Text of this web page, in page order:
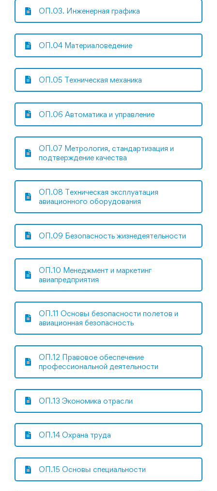
ОП.03. Инженерная графика
ОП.04 Материаловедение
ОП.05 Техническая механика
ОП.06 Автоматика и управление
ОП.07 Метрология, стандартизация и
подтверждение качества
ОП.08 Техническая эксплуатация
авиационного оборудования
ОП.09 Безопасность жизнедеятельности
ОП.10 Менеджмент и маркетинг
авиапредприятия
ОП.11 Основы безопасности полетов и
авиационная безопасность
ОП.12 Правовое обеспечение
профессиональной деятельности
ОП.13 Экономика отрасли
ОП.14 Охрана труда
ОП.15 Основы специальности